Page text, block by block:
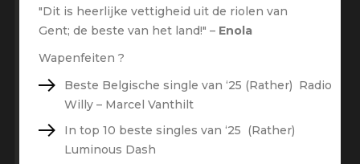
"Dit is heerlijke vettigheid uit de riolen van
Gent; de beste van het land!" – Enola
Wapenfeiten ?
Beste Belgische single van ‘25 (Rather) Radio
Willy – Marcel Vanthilt
In top 10 beste singles van ‘25 (Rather)
Luminous Dash